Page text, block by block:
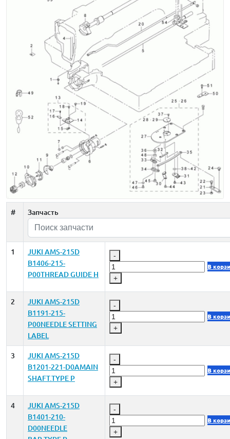
# Запчасть
1
JUKI AMS-215D
B1406-215-
P00THREAD GUIDE H
-
+
В
2
JUKI AMS-215D
B1191-215-
P00NEEDLE SETTING
LABEL
-
+
В
3
JUKI AMS-215D
B1201-221-D0AMAIN
SHAFT.TYPE P
-
+
В
4
JUKI AMS-215D
B1401-210-
D00NEEDLE
-
+
В